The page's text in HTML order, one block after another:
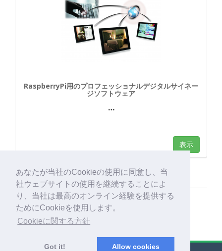
あなたが当社のCookieの使用に同意し、当
社ウェブサイトの使用を継続することによ
り、当社は最高のオンライン経験を提供する
ためにCookieを使用します。
Cookieに関する方針
Got it! Allow cookies
RaspberryPi用のプロフェッショナルデジタルサイネー
ジソフトウェア
…
表示